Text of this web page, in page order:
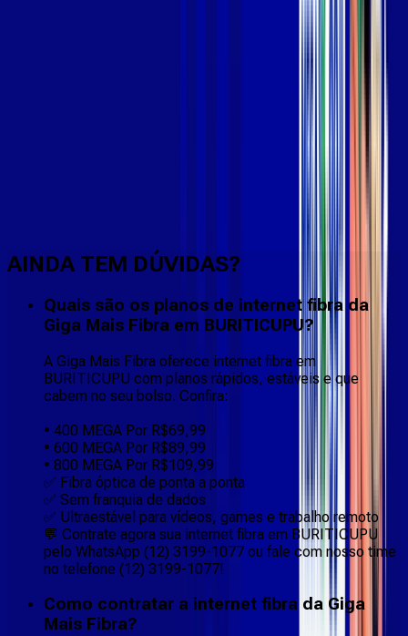
AINDA TEM DÚVIDAS?
Quais são os planos de internet fibra da
Giga Mais Fibra em BURITICUPU?
A Giga Mais Fibra oferece internet fibra em
BURITICUPU com planos rápidos, estáveis e que
cabem no seu bolso. Confira:
• 400 MEGA Por R$69,99
• 600 MEGA Por R$89,99
• 800 MEGA Por R$109,99
✅ Fibra óptica de ponta a ponta
✅ Sem franquia de dados
✅ Ultraestável para vídeos, games e trabalho remoto
💬 Contrate agora sua internet fibra em BURITICUPU
pelo WhatsApp (12) 3199-1077 ou fale com nosso time
no telefone (12) 3199-1077!
Como contratar a internet fibra da Giga
Mais Fibra?